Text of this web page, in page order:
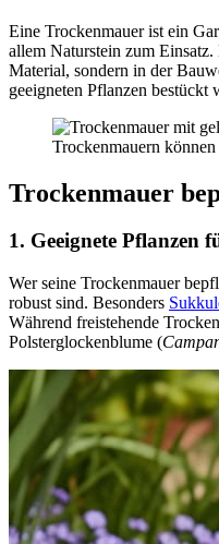
Eine Trockenmauer ist ein
allem Naturstein zum
Material, sondern in der
geeigneten Pflanzen bestückt
Trockenmauern
Trockenmauer
1. Geeignete Pflanzen
Wer seine Trockenmauer
robust sind. Besonders
Während freistehende
Polsterglockenblume (